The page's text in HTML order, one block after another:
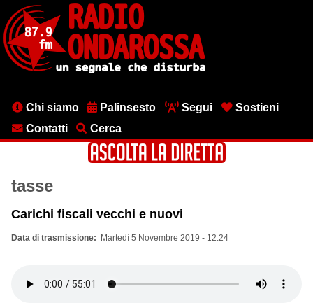
contenuto
principale
MenuChi siamo Palinsesto Segui
Sostieni
Contatti
Cerca
tasse
Carichi fiscali vecchi e nuovi
Data di trasmissione Martedì 5 Novembre 2019 - 12:24